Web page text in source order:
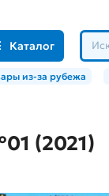
Каталог
из-за рубежа
(2021)